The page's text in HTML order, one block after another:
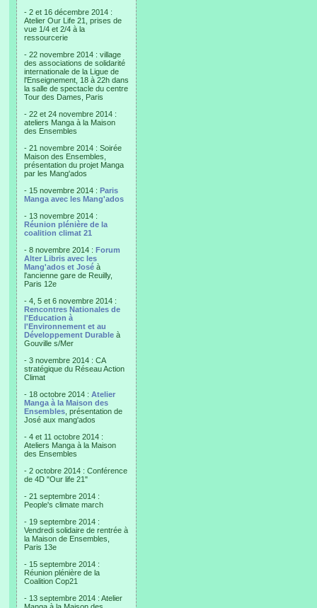
- 2 et 16 décembre 2014 :
Atelier Our Life 21, prises de
vue 1/4 et 2/4 à la
ressourcerie
- 22 novembre 2014 : village
des associations de solidarité
internationale de la Ligue de
l'Enseignement, 18 à 22h dans
la salle de spectacle du centre
Tour des Dames, Paris
- 22 et 24 novembre 2014 :
ateliers Manga à la Maison
des Ensembles
- 21 novembre 2014 : Soirée
Maison des Ensembles,
présentation du projet Manga
par les Mang'ados
- 15 novembre 2014 : Paris
Manga avec les Mang'ados
- 13 novembre 2014 :
Réunion plénière de la
coalition climat 21
- 8 novembre 2014 : Forum
Alter Libris avec les
Mang'ados et José à
l'ancienne gare de Reuilly,
Paris 12e
- 4, 5 et 6 novembre 2014 :
Rencontres Nationales de
l'Education à
l'Environnement et au
Développement Durable à
Gouville s/Mer
- 3 novembre 2014 : CA
stratégique du Réseau Action
Climat
- 18 octobre 2014 : Atelier
Manga à la Maison des
Ensembles , présentation de
José aux mang'ados
- 4 et 11 octobre 2014 :
Ateliers Manga à la Maison
des Ensembles
- 2 octobre 2014 : Conférence
de 4D "Our life 21"
- 21 septembre 2014 :
People's climate march
- 19 septembre 2014 :
Vendredi solidaire de rentrée à
la Maison de Ensembles,
Paris 13e
- 15 septembre 2014 :
Réunion plénière de la
Coalition Cop21
- 13 septembre 2014 : Atelier